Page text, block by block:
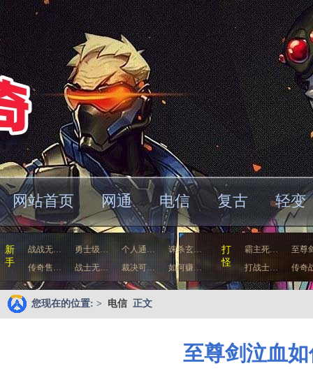
网站首页 网通 电信 复古 轻变
车
新
手
战战无… 勇士级… 个人通…
诛杀玄…
传奇售…
战士无… 裁决可… 如何赚…
打
怪
霸主死…
至尊
打战士…
传奇
您现在的位置: > 电信 正文
至尊剑泣血